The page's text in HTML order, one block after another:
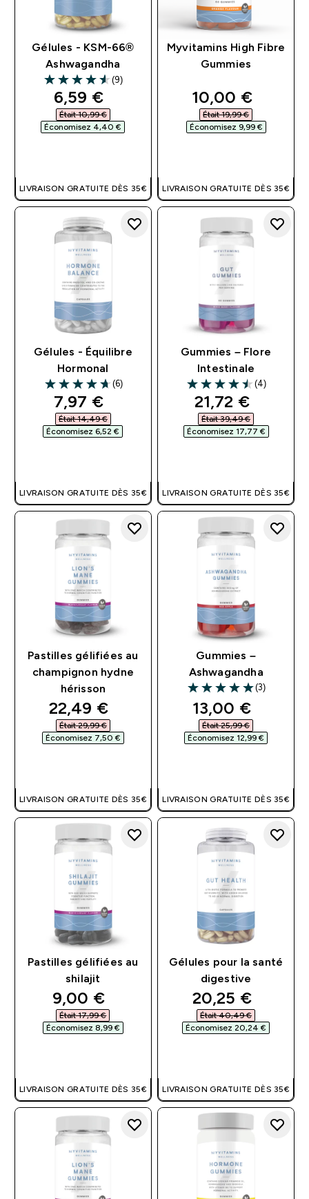
Gélules - KSM-66®
Ashwagandha
4.56 out of 5 stars
(9)
discounted price
6,59 €‎
Était 10,99 €‎
Économisez 4,40 €‎
LIVRAISON GRATUITE DÈS 35€
Myvitamins High Fibre
Gummies
discounted
10,00 €‎
Était 19,99 €‎
Économisez 9,99 €‎
LIVRAISON GRATUITE DÈS 35€
Gélules - Équilibre
Hormonal
4.67 out of 5 stars
(6)
discounted price
7,97 €‎
Était 14,49 €‎
Économisez 6,52 €‎
LIVRAISON GRATUITE DÈS 35€
Gummies – Flore
Intestinale
4.5 out of 5 stars
(4)
discounted
21,72 €‎
Était 39,49 €‎
Économisez 17,77 €‎
LIVRAISON GRATUITE DÈS 35€
Pastilles gélifiées au
champignon hydne
hérisson
discounted price
22,49 €‎
Était 29,99 €‎
Économisez 7,50 €‎
LIVRAISON GRATUITE DÈS 35€
Gummies –
Ashwagandha
5 out of 5 stars
(3)
discounted
13,00 €‎
Était 25,99 €‎
Économisez 12,99 €‎
LIVRAISON GRATUITE DÈS 35€
Pastilles gélifiées au
shilajit
discounted price
9,00 €‎
Était 17,99 €‎
Économisez 8,99 €‎
LIVRAISON GRATUITE DÈS 35€
Gélules pour la santé
digestive
discounted
20,25 €‎
Était 40,49 €‎
Économisez 20,24 €‎
LIVRAISON GRATUITE DÈS 35€